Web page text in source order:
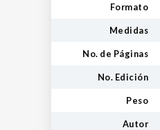
Formato
Medidas
No. de Páginas
No. Edición
Peso
Autor